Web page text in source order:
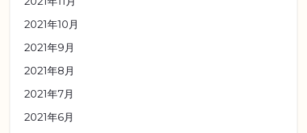
2021年10月
2021年9月
2021年8月
2021年7月
2021年6月